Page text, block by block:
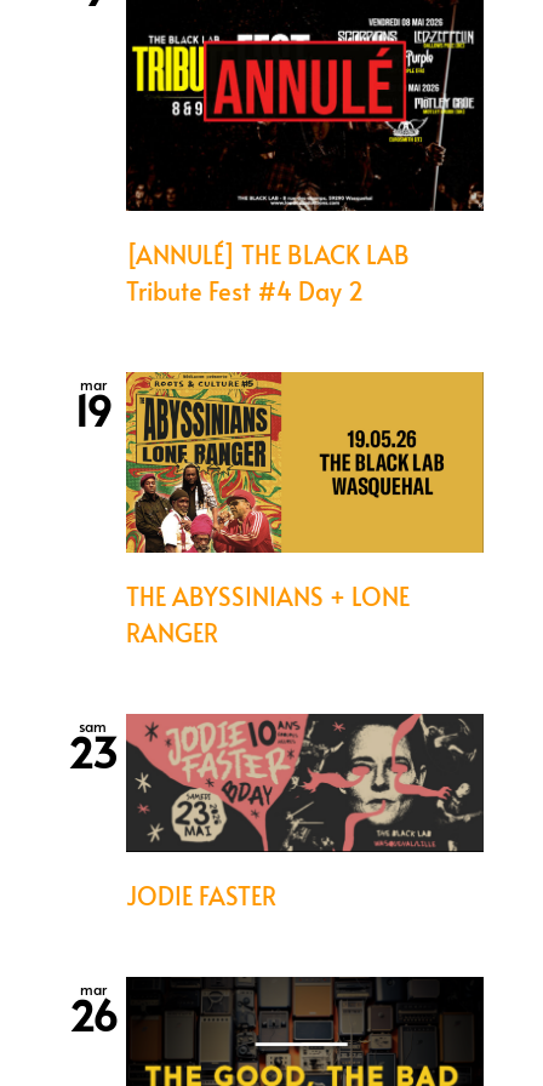
[ANNULÉ] THE BLACK LAB
Tribute Fest #4 Day 2
mar
19
THE ABYSSINIANS + LONE
RANGER
sam
23
JODIE FASTER
mar
26